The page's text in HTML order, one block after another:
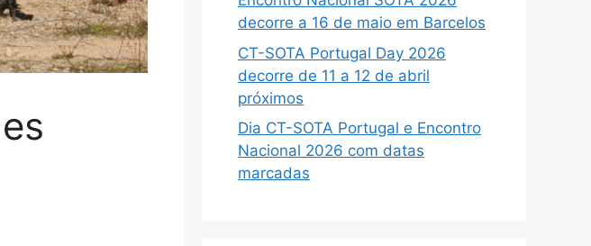
decorre a 16 de maio em Barcelos
CT-SOTA Portugal Day 2026
decorre de 11 a 12 de abril
próximos
Dia CT-SOTA Portugal e Encontro
Nacional 2026 com datas
marcadas